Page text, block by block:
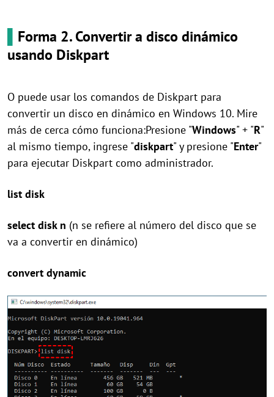
Forma 2. Convertir a disco dinámico
usando Diskpart
O puede usar los comandos de Diskpart para
convertir un disco en dinámico en Windows 10. Mire
más de cerca cómo funciona:Presione "Windows" + "R"
al mismo tiempo, ingrese "diskpart" y presione "Enter"
para ejecutar Diskpart como administrador.
list disk
select disk n (n se refiere al número del disco que se
va a convertir en dinámico)
convert dynamic